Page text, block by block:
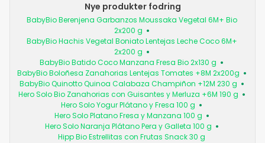
Nye produkter fodring
BabyBio Berenjena Garbanzos Moussaka Vegetal 6M+ Bio
2x200 g
BabyBio Hachis Vegetal Boniato Lentejas Leche Coco 6M+
2x200 g
BabyBio Batido Coco Manzana Fresa Bio 2x130 g
BabyBio Boloñesa Zanahorias Lentejas Tomates +8M 2x200g
BabyBio Quinotto Quinoa Calabaza Champiñon +12M 230 g
Hero Solo Bio Zanahorias con Guisantes y Merluza +6M 190 g
Hero Solo Yogur Plátano y Fresa 100 g
Hero Solo Platano Fresa y Manzana 100 g
Hero Solo Naranja Plátano Pera y Galleta 100 g
Hipp Bio Estrellitas con Frutas Snack 30 g